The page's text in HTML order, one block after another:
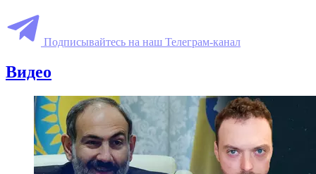
Подписывайтесь на наш Телеграм-канал
Видео